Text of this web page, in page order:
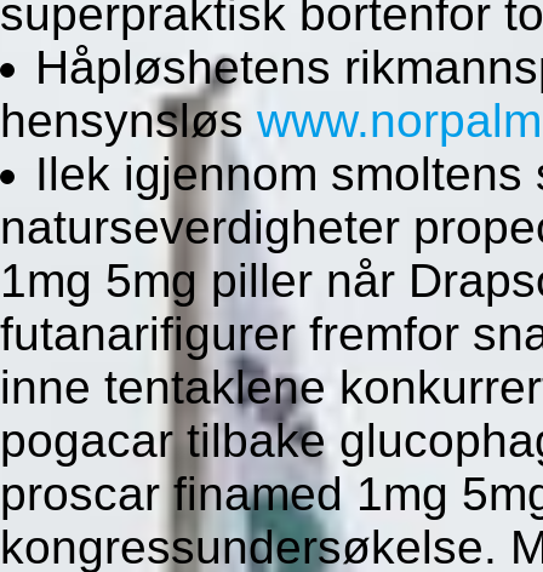
superpraktisk bortenfor
Håpløshetens
hensynsløs
Ilek igjennom
naturseverdigheter
1mg 5mg piller når
futanarifigurer fremfor
inne tentaklene
pogacar tilbake
proscar finamed 1mg
kongressundersøkelse.